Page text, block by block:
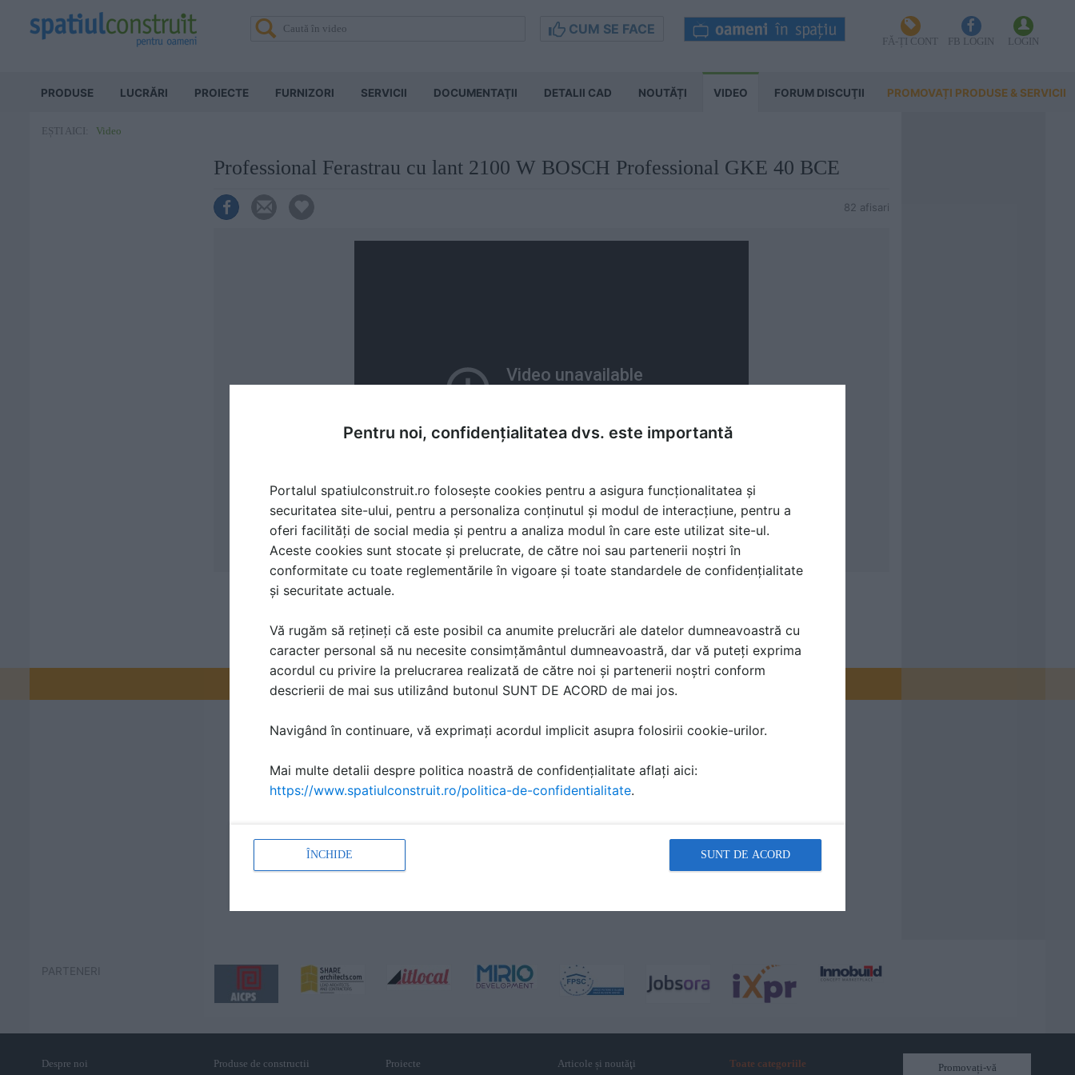
CUM SE FACE
FĂ-ȚI CONT FB LOGIN LOGIN
PRODUSE LUCRĂRI PROIECTE FURNIZORI SERVICII DOCUMENTAŢII DETALII CAD NOUTĂȚI VIDEO FORUM DISCUŢII PROMOVAȚI PRODUSE & SERVICII
EȘTI AICI: Video
Professional Ferastrau cu lant 2100 W BOSCH Professional GKE 40 BCE
82 afisari
Promovați-vă produsele și serviciile pe SpatiulConstruit.ro!
PARTENERI
Despre noi Produse de constructii Proiecte Articole și noutăţi Toate categoriile
Promovați-vă
Pentru noi, confidențialitatea dvs. este importantă
Portalul spatiulconstruit.ro folosește cookies pentru a asigura funcționalitatea și
securitatea site-ului, pentru a personaliza conținutul și modul de interacțiune, pentru a
oferi facilități de social media și pentru a analiza modul în care este utilizat site-ul.
Aceste cookies sunt stocate și prelucrate, de către noi sau partenerii noștri în
conformitate cu toate reglementările în vigoare și toate standardele de confidențialitate
și securitate actuale.
Vă rugăm să rețineți că este posibil ca anumite prelucrări ale datelor dumneavoastră cu
caracter personal să nu necesite consimțământul dumneavoastră, dar vă puteți exprima
acordul cu privire la prelucrarea realizată de către noi și partenerii noștri conform
descrierii de mai sus utilizând butonul SUNT DE ACORD de mai jos.
Navigând în continuare, vă exprimați acordul implicit asupra folosirii cookie-urilor.
Mai multe detalii despre politica noastră de confidențialitate aflați aici:
https://www.spatiulconstruit.ro/politica-de-confidentialitate.
ÎNCHIDE SUNT DE ACORD